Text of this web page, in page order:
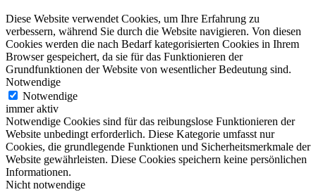
Diese Website verwendet Cookies, um Ihre Erfahrung zu
verbessern, während Sie durch die Website navigieren. Von diesen
Cookies werden die nach Bedarf kategorisierten Cookies in Ihrem
Browser gespeichert, da sie für das Funktionieren der
Grundfunktionen der Website von wesentlicher Bedeutung sind.
Notwendige
Notwendige
immer aktiv
Notwendige Cookies sind für das reibungslose Funktionieren der
Website unbedingt erforderlich. Diese Kategorie umfasst nur
Cookies, die grundlegende Funktionen und Sicherheitsmerkmale der
Website gewährleisten. Diese Cookies speichern keine persönlichen
Informationen.
Nicht notwendige